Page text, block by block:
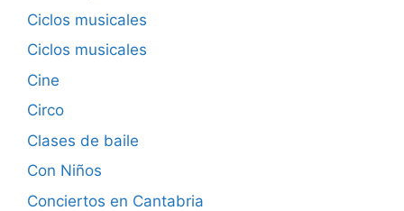
Ciclos musicales
Ciclos musicales
Cine
Circo
Clases de baile
Con Niños
Conciertos en Cantabria